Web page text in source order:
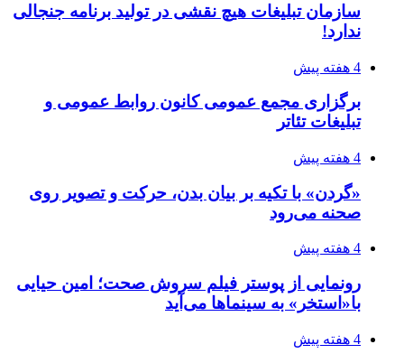
سازمان تبلیغات هیچ نقشی در تولید برنامه جنجالی
ندارد!
4 هفته پیش
برگزاری مجمع عمومی کانون روابط عمومی و
تبلیغات تئاتر
4 هفته پیش
«گردن» با تکیه بر بیان بدن، حرکت و تصویر روی
صحنه می‌رود
4 هفته پیش
رونمایی از پوستر فیلم سروش صحت؛ امین حیایی
با«استخر» به سینماها می‌آید
4 هفته پیش